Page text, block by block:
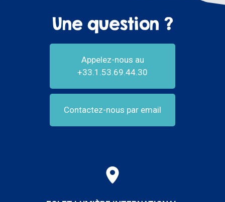
Une question ?
Appelez-nous au
+33.1.53.69.44.30
Contactez-nous par email